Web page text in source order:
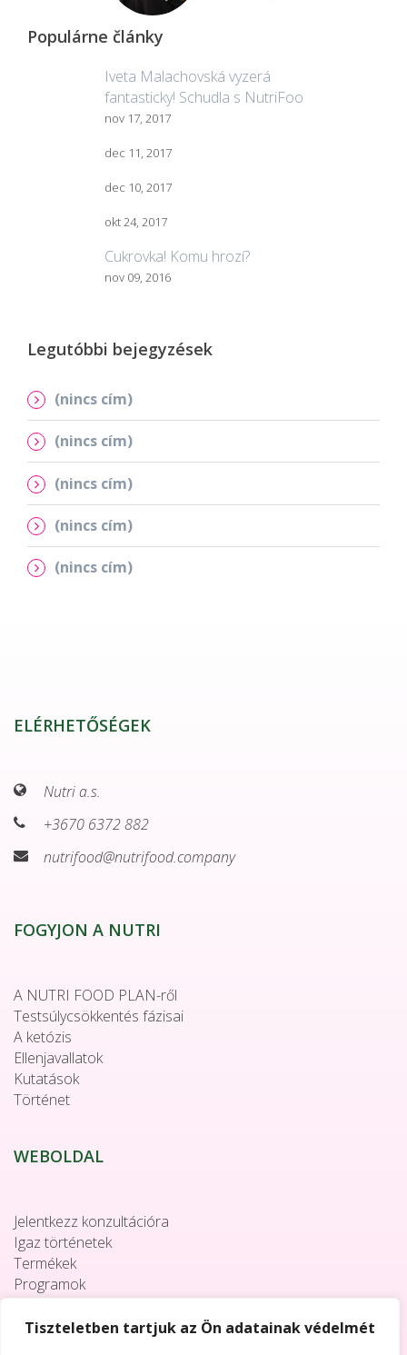
Tiszteletben tartjuk az Ön adatainak védelmét
Populárne články
Iveta Malachovská vyzerá
fantasticky! Schudla s NutriFoo
nov 17, 2017
dec 11, 2017
dec 10, 2017
okt 24, 2017
Cukrovka! Komu hrozí?
nov 09, 2016
Legutóbbi bejegyzések
(nincs cím)
(nincs cím)
(nincs cím)
(nincs cím)
(nincs cím)
ELÉRHETŐSÉGEK
Nutri a.s.
+3670 6372 882
nutrifood@nutrifood.company
FOGYJON A NUTRI
A NUTRI FOOD PLAN-ről
Testsúlycsökkentés fázisai
A ketózis
Ellenjavallatok
Kutatások
Történet
WEBOLDAL
Jelentkezz konzultációra
Igaz történetek
Termékek
Programok
Együttműködés
Elérhetőségek